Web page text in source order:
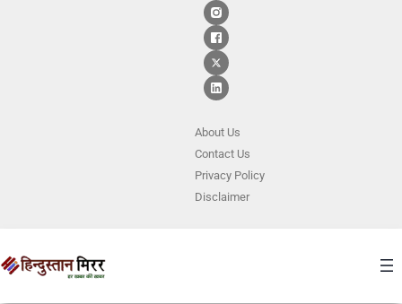
About Us
ContactUs
Privacy Policy
Disclaimer